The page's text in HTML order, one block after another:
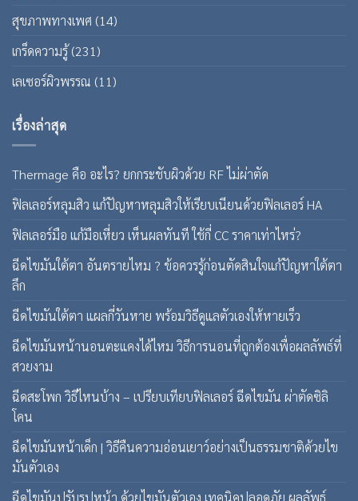
สุขภาพทางเพศ (14)
เกร็ดความรู้(231)
เลเซอร์ผิวพรรณ (11)
เรื่องล่าสุด
Thermage คือ อะไร? ยกกระชับผิวด้วย RF ไม่ผ่าตัด
ฟิลเลอร์หลุมสิว แก้ปัญหาหลุมสิวให้เรียบเนียนด้วยฟิลเลอร์ HA
ฟิลเลอร์มือ แก้มือเหี่ยว เห็นผลทันที ใช้กี่ CC ราคาเท่าไหร่?
ฉีดไขมันใต้ตา อันตรายไหม ? ข้อควรรู้ก่อนตัดสินใจแก้ปัญหาใต้ตา
ลึก
ฉีดไขมันใต้ตา แผลกี่วันหาย พร้อมวิธีดูแลตัวเองให้หายเร็ว
ฉีดไขมันหน้านอนตะแคงได้ไหม วิธีการนอนที่ถูกต้องเพื่อผลลัพธ์ที่
สวยงาม
ฉีดสะโพก วิธีไหนบ้าง – เปรียบเทียบฟิลเลอร์ ฉีดไขมัน ผ่าตัดซิลิ
โคน
ฉีดไขมันหน้าเด็ก | วิธีคืนความอ่อนเยาว์อย่างเป็นธรรมชาติด้วยไข
มันตัวเอง
ฉีดไขมันปรับรูปหน้า ด้วยไขมันตัวเอง เทคนิคปลอดภัย ผลลัพธ์